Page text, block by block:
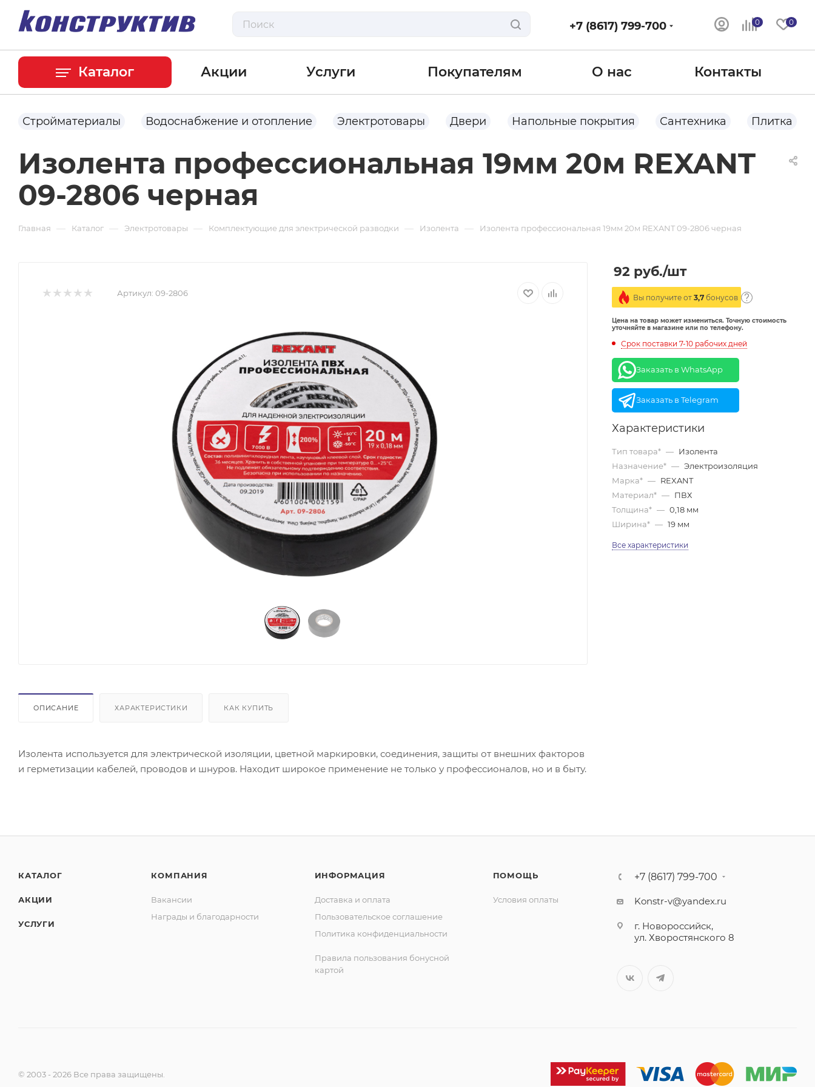
0 0
+7 (8617) 799-700
Каталог Акции Услуги Покупателям О нас Контакты
Стройматериалы Водоснабжение и отопление Электротовары Двери Напольные покрытия Сантехника Плитка
Изолента профессиональная 19мм 20м REXANT
09-2806 черная
Главная — Каталог — Электротовары — Комплектующие для электрической разводки — Изолента — Изолента профессиональная 19мм 20м REXANT 09-2806 черная
Артикул: 09-2806
ОПИСАНИЕ ХАРАКТЕРИСТИКИ КАК КУПИТЬ
Изолента используется для электрической изоляции, цветной маркировки, соединения, защиты от внешних факторов
и герметизации кабелей, проводов и шнуров. Находит широкое применение не только у профессионалов, но и в быту.
92 руб./шт
Вы получите от 3,7 бонусов
Цена на товар может измениться. Точную стоимость
уточняйте в магазине или по телефону.
Срок поставки 7-10 рабочих дней
Заказать в WhatsApp
Заказать в Telegram
Характеристики
Тип товара* — Изолента
Назначение* — Электроизоляция
Марка* — REXANT
Материал* — ПВХ
Толщина* — 0,18 мм
Ширина* — 19 мм
Все характеристики
КАТАЛОГ
АКЦИИ
УСЛУГИ
КОМПАНИЯ
Вакансии
Награды и благодарности
ИНФОРМАЦИЯ
Доставка и оплата
Пользовательское соглашение
Политика конфиденциальности
Правила пользования бонусной
картой
ПОМОЩЬ
Условия оплаты
+7 (8617) 799-700
Konstr-v@yandex.ru
г. Новороссийск,
ул. Хворостянского 8
© 2003 - 2026 Все права защищены.